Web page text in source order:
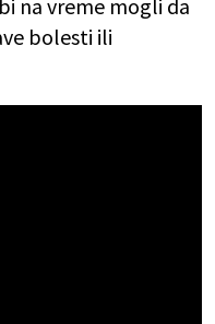
na vreme mogli da
bolesti ili